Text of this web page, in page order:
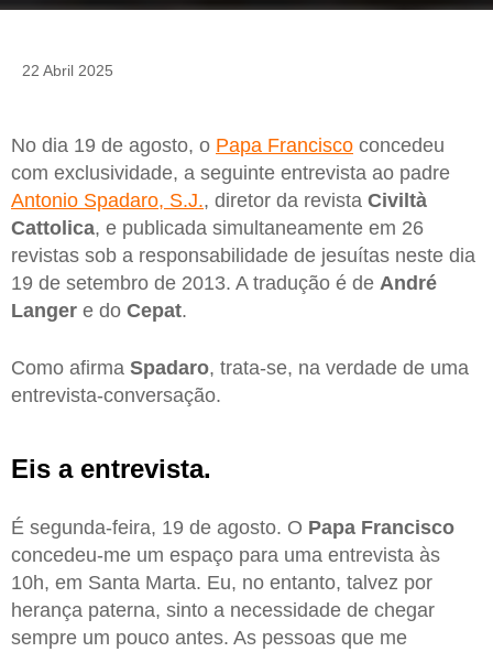
22 Abril 2025
No dia 19 de agosto, o Papa Francisco concedeu
com exclusividade, a seguinte entrevista ao padre
Antonio Spadaro, S.J., diretor da revista Civiltà
Cattolica, e publicada simultaneamente em 26
revistas sob a responsabilidade de jesuítas neste dia
19 de setembro de 2013. A tradução é de André
Langer e do Cepat.
Como afirma Spadaro, trata-se, na verdade de uma
entrevista-conversação.
Eis a entrevista.
É segunda-feira, 19 de agosto. O Papa Francisco
concedeu-me um espaço para uma entrevista às
10h, em Santa Marta. Eu, no entanto, talvez por
herança paterna, sinto a necessidade de chegar
sempre um pouco antes. As pessoas que me